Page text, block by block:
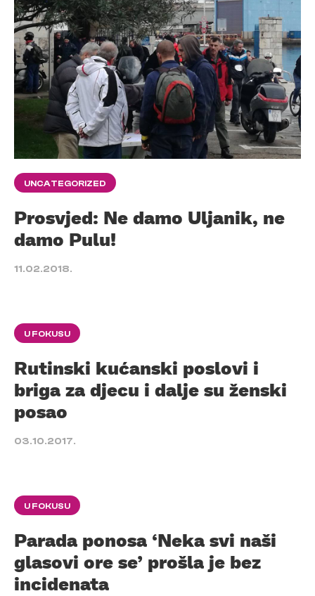
UNCATEGORIZED
Prosvjed: Ne damo Uljanik, ne
damo Pulu!
11.02.2018.
U FOKUSU
Rutinski kućanski poslovi i
briga za djecu i dalje su ženski
posao
03.10.2017.
U FOKUSU
Parada ponosa ‘Neka svi naši
glasovi ore se’ prošla je bez
incidenata